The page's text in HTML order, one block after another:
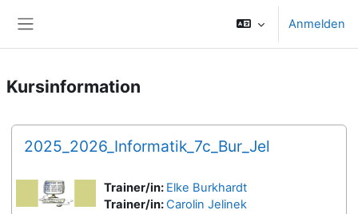
Anmelden
Kursinformation
2025_2026_Informatik_7c_Bur_Jel
Trainer/in: Elke Burkhardt
Trainer/in:Carolin Jelinek